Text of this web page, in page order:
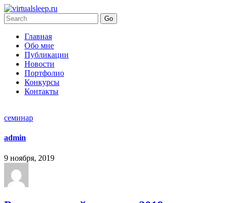
Главная
Обо мне
Публикации
Новости
Портфолио
Конкурсы
Контакты
семинар
admin
9 ноября, 2019